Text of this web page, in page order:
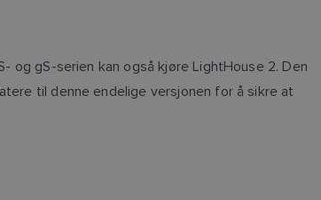
og gS-serien kan også kjøre LightHouse 2. Den
til denne endelige versjonen for å sikre at